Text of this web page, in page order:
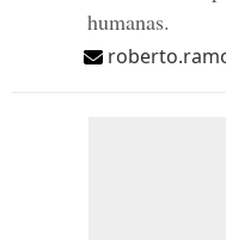
humanas.